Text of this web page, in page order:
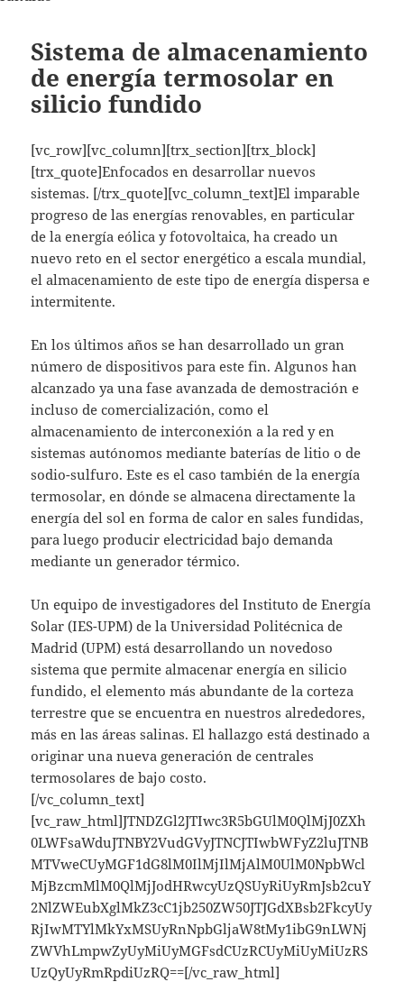
Sistema de almacenamiento
de energía termosolar en
silicio fundido
[vc_row][vc_column][trx_section][trx_block]
[trx_quote]Enfocados en desarrollar nuevos
sistemas. [/trx_quote][vc_column_text]El imparable
progreso de las energías renovables, en particular
de la energía eólica y fotovoltaica, ha creado un
nuevo reto en el sector energético a escala mundial,
el almacenamiento de este tipo de energía dispersa e
intermitente.
En los últimos años se han desarrollado un gran
número de dispositivos para este fin. Algunos han
alcanzado ya una fase avanzada de demostración e
incluso de comercialización, como el
almacenamiento de interconexión a la red y en
sistemas autónomos mediante baterías de litio o de
sodio-sulfuro. Este es el caso también de la energía
termosolar, en dónde se almacena directamente la
energía del sol en forma de calor en sales fundidas,
para luego producir electricidad bajo demanda
mediante un generador térmico.
Un equipo de investigadores del Instituto de Energía
Solar (IES-UPM) de la Universidad Politécnica de
Madrid (UPM) está desarrollando un novedoso
sistema que permite almacenar energía en silicio
fundido, el elemento más abundante de la corteza
terrestre que se encuentra en nuestros alrededores,
más en las áreas salinas. El hallazgo está destinado a
originar una nueva generación de centrales
termosolares de bajo costo.
[/vc_column_text]
[vc_raw_html]JTNDZGl2JTIwc3R5bGUlM0QlMjJ0ZXh
0LWFsaWduJTNBY2VudGVyJTNCJTIwbWFyZ2luJTNB
MTVweCUyMGF1dG8lM0IlMjIlMjAlM0UlM0NpbWcl
MjBzcmMlM0QlMjJodHRwcyUzQSUyRiUyRmJsb2cuY
2NlZWEubXglMkZ3cC1jb250ZW50JTJGdXBsb2FkcyUy
RjIwMTYlMkYxMSUyRnNpbGljaW8tMy1ibG9nLWNj
ZWVhLmpwZyUyMiUyMGFsdCUzRCUyMiUyMiUzRS
UzQyUyRmRpdiUzRQ==[/vc_raw_html]